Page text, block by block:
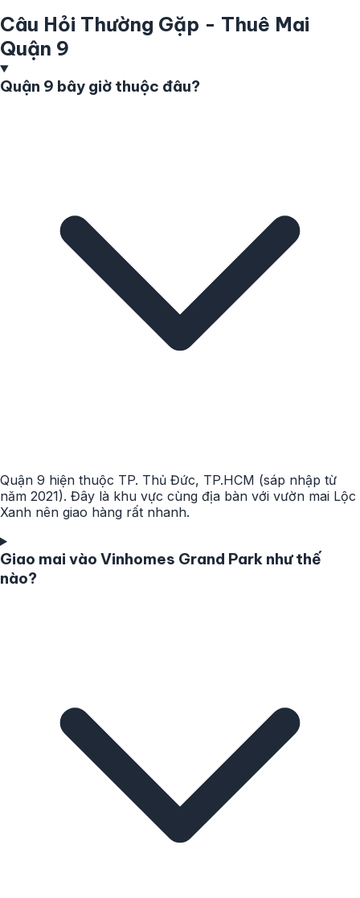
Câu Hỏi Thường Gặp - Thuê Mai
Quận 9
Quận 9 bây giờ thuộc đâu?
Quận 9 hiện thuộc TP. Thủ Đức, TP.HCM (sáp nhập từ
năm 2021). Đây là khu vực cùng địa bàn với vườn mai Lộc
Xanh nên giao hàng rất nhanh.
Giao mai vào Vinhomes Grand Park như thế
nào?